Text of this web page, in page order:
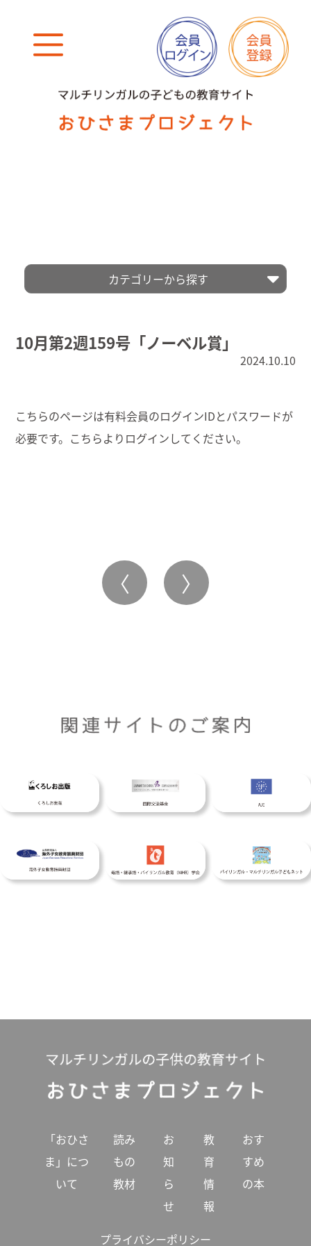
10月第2週159号「ノーベル賞」
2024.10.10
こちらのページは有料会員のログインIDとパスワードが
必要です。こちらより ログインしてください。
〈 〉
「おひさ
ま」につ
いて
読み
もの
教材
お
知
ら
せ
教
育
情
報
おす
すめ
の本
プライバシーポリシー